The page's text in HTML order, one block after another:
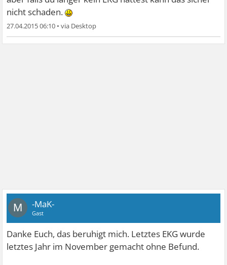
nicht schaden.
27.04.2015 06:10 •
M -MaK-
Gast
Danke Euch, das beruhigt mich. Letztes EKG wurde
letztes Jahr im November gemacht ohne Befund.